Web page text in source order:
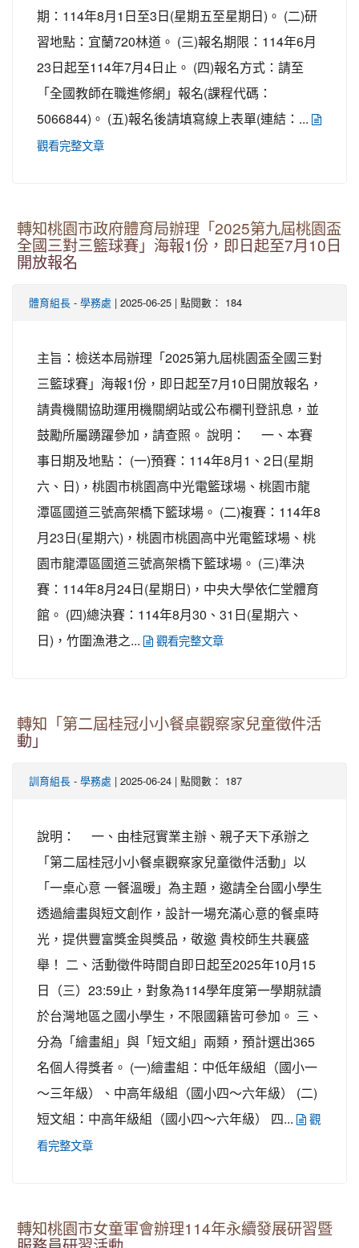
期：114年8月1日至3日(星期五至星期日)。 (二)研
習地點：宜蘭720林道。 (三)報名期限：114年6月
23日起至114年7月4日止。 (四)報名方式：請至
「全國教師在職進修網」報名(課程代碼：
5066844)。 (五)報名後請填寫線上表單(連結：...
觀看完整文章
轉知桃園市政府體育局辦理「2025第九屆桃園盃
全國三對三籃球賽」海報1份，即日起至7月10日
開放報名
體育組長 - 學務處 | 2025-06-25 | 點閱數： 184
主旨：檢送本局辦理「2025第九屆桃園盃全國三對
三籃球賽」海報1份，即日起至7月10日開放報名，
請貴機關協助運用機關網站或公布欄刊登訊息，並
鼓勵所屬踴躍參加，請查照。 說明： 一、本賽
事日期及地點： (一)預賽：114年8月1、2日(星期
六、日)，桃園市桃園高中光電籃球場、桃園市龍
潭區國道三號高架橋下籃球場。 (二)複賽：114年8
月23日(星期六)，桃園市桃園高中光電籃球場、桃
園市龍潭區國道三號高架橋下籃球場。 (三)準決
賽：114年8月24日(星期日)，中央大學依仁堂體育
館。 (四)總決賽：114年8月30、31日(星期六、
日)，竹圍漁港之...
觀看完整文章
轉知「第二屆桂冠小小餐桌觀察家兒童徵件活
動」
訓育組長 - 學務處 | 2025-06-24 | 點閱數： 187
說明： 一、由桂冠實業主辦、親子天下承辦之
「第二屆桂冠小小餐桌觀察家兒童徵件活動」以
「一桌心意 一餐溫暖」為主題，邀請全台國小學生
透過繪畫與短文創作，設計一場充滿心意的餐桌時
光，提供豐富獎金與獎品，敬邀 貴校師生共襄盛
舉！ 二、活動徵件時間自即日起至2025年10月15
日（三）23:59止，對象為114學年度第一學期就讀
於台灣地區之國小學生，不限國籍皆可參加。 三、
分為「繪畫組」與「短文組」兩類，預計選出365
名個人得獎者。 (一)繪畫組：中低年級組（國小一
～三年級）、中高年級組（國小四～六年級） (二)
短文組：中高年級組（國小四～六年級） 四...
觀
看完整文章
轉知桃園市女童軍會辦理114年永續發展研習暨